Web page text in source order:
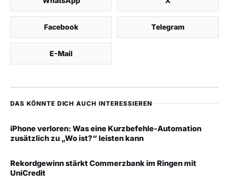
Facebook Telegram
E-Mail
DAS KÖNNTE DICH AUCH INTERESSIEREN
iPhone verloren: Was eine Kurzbefehle-Automation
zusätzlich zu „Wo ist?“ leisten kann
Rekordgewinn stärkt Commerzbank im Ringen mit
UniCredit